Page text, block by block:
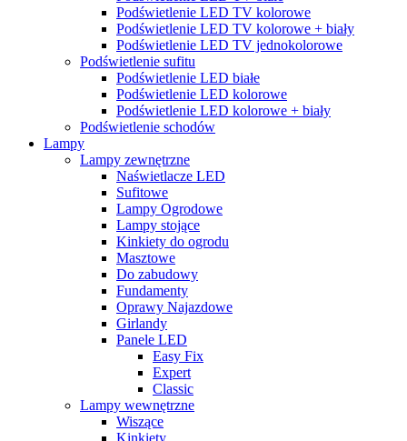
Podświetlenie LED TV kolorowe
Podświetlenie LED TV kolorowe + biały
Podświetlenie LED TV jednokolorowe
Podświetlenie sufitu
Podświetlenie LED białe
Podświetlenie LED kolorowe
Podświetlenie LED kolorowe + biały
Podświetlenie schodów
Lampy
Lampy zewnętrzne
Naświetlacze LED
Sufitowe
Lampy Ogrodowe
Lampy stojące
Kinkiety do ogrodu
Masztowe
Do zabudowy
Fundamenty
Oprawy Najazdowe
Girlandy
Panele LED
Easy Fix
Expert
Classic
Lampy wewnętrzne
Wiszące
Kinkiety